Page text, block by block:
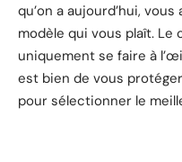
qu’on a aujourd’hui,
modèle qui vous plaît. Le
uniquement se faire à
est bien de vous
pour sélectionner le